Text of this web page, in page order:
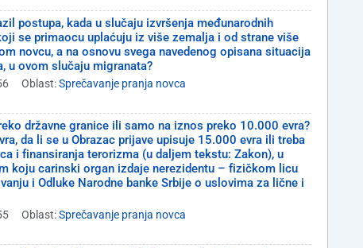
postupa, kada u slučaju izvršenja međunarodnih
se primaocu uplaćuju iz više zemalja i od strane više
novcu, a na osnovu svega navedenog opisana situacija
u ovom slučaju migranata?
Oblast:Sprečavanje pranja novca
državne granice ili samo na iznos preko 10.000 evra?
da li se u Obrazac prijave upisuje 15.000 evra ili treba
i finansiranja terorizma (u daljem tekstu: Zakon), u
koju carinski organ izdaje nerezidentu – fizičkom licu
i Odluke Narodne banke Srbije o uslovima za lične i
Oblast:Sprečavanje pranja novca